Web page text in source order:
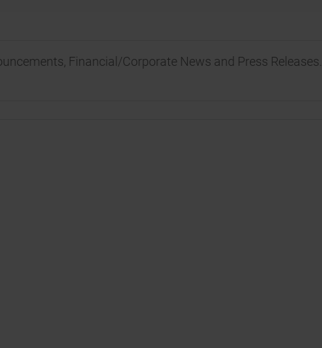
Financial/Corporate News and Press Releases.